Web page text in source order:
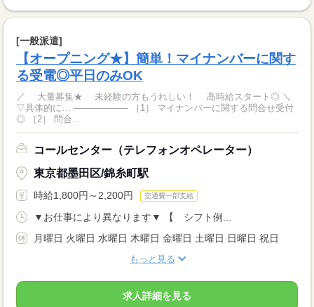
[一般派遣]
【オープニング★】簡単！マイナンバーに関す
る受電◎平日のみOK
／ 大量募集★ 未経験の方もうれしい！ 高時給スタート◎ ＼
▽具体的に… ―――――― ［1］ マイナンバーに関する問合せ受付
◎ ［2］ 問合...
コールセンター（テレフォンオペレーター）
東京都墨田区/錦糸町駅
時給1,800円～2,200円 交通費一部支給
▼お仕事により異なります▼ 【 シフト例...
月曜日 火曜日 水曜日 木曜日 金曜日 土曜日 日曜日 祝日
もっと見る
求人詳細を見る